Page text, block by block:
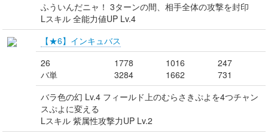
ふういんだニャ！ 3ターンの間、相手全体の攻撃を封印
Lスキル 全能力値UP Lv.4
【★6】インキュバス
26
バ単
1778
3284
1016
1662
247
731
バラ色の幻 Lv.4 フィールド上のむらさきぷよを4つチャン
スぷよに変える
Lスキル 紫属性攻撃力UP Lv.2